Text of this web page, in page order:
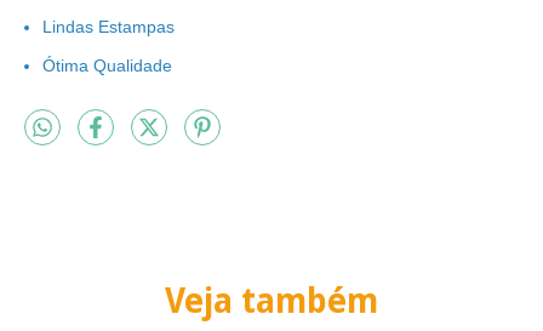
Lindas Estampas
Ótima Qualidade
Veja também